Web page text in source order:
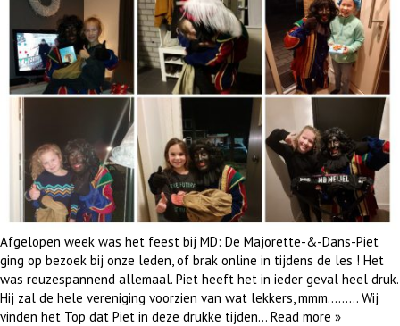
Afgelopen week was het feest bij MD: De Majorette-&-Dans-Piet
ging op bezoek bij onze leden, of brak online in tijdens de les ! Het
was reuzespannend allemaal. Piet heeft het in ieder geval heel druk.
Hij zal de hele vereniging voorzien van wat lekkers, mmm……… Wij
vinden het Top dat Piet in deze drukke tijden… Read more »